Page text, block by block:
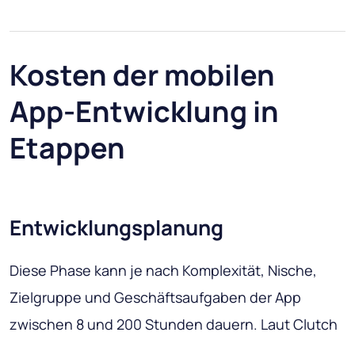
Kosten der mobilen
App-Entwicklung in
Etappen
Entwicklungsplanung
Diese Phase kann je nach Komplexität, Nische,
Zielgruppe und Geschäftsaufgaben der App
zwischen 8 und 200 Stunden dauern. Laut Clutch